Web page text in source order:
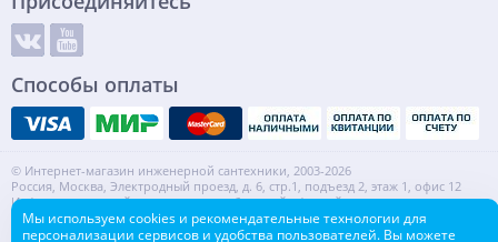
Способы оплаты
© Интернет-магазин инженерной сантехники, 2003-2026
Россия, Москва, Электродный проезд, д. 6, стр.1, подъезд 2, этаж 1, офис 12
Информация на сайте не является публичной офертой.
ИНН: 7720553918 КПП: 772001001
Мы используем cookies и рекомендательные технологии для
персонализации сервисов и удобства пользователей. Вы можете